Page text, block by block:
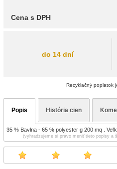
Cena s DPH
do 14 dní
Recyklačný poplatok
Popis História cien
35 % Bavlna - 65 % polyester g 200 mq .
(vyhradzujeme si právo meniť tieto popisy a